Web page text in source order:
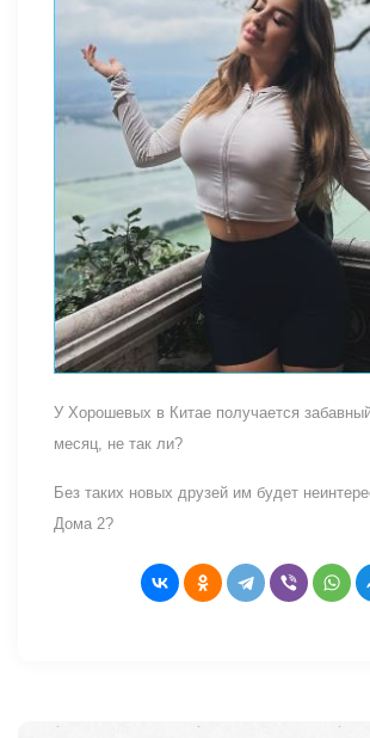
У Хорошевых в Китае получается
месяц, не так ли?
Без таких новых друзей им будет
Дома 2?